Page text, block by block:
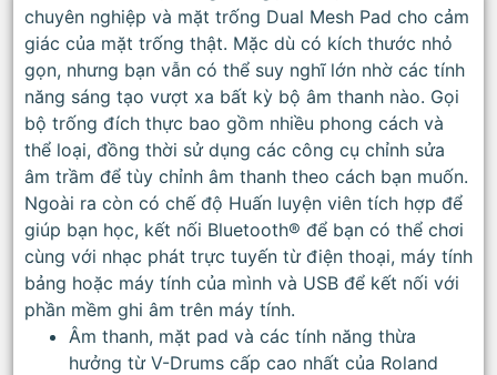
chuyên nghiệp và mặt trống Dual Mesh Pad cho cảm
giác của mặt trống thật. Mặc dù có kích thước nhỏ
gọn, nhưng bạn vẫn có thể suy nghĩ lớn nhờ các tính
năng sáng tạo vượt xa bất kỳ bộ âm thanh nào. Gọi
bộ trống đích thực bao gồm nhiều phong cách và
thể loại, đồng thời sử dụng các công cụ chỉnh sửa
âm trầm để tùy chỉnh âm thanh theo cách bạn muốn.
Ngoài ra còn có chế độ Huấn luyện viên tích hợp để
giúp bạn học, kết nối Bluetooth® để bạn có thể chơi
cùng với nhạc phát trực tuyến từ điện thoại, máy tính
bảng hoặc máy tính của mình và USB để kết nối với
phần mềm ghi âm trên máy tính.
Âm thanh, mặt pad và các tính năng thừa
hưởng từ V-Drums cấp cao nhất của Roland